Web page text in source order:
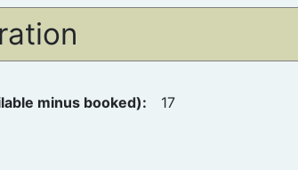
minus booked): 17